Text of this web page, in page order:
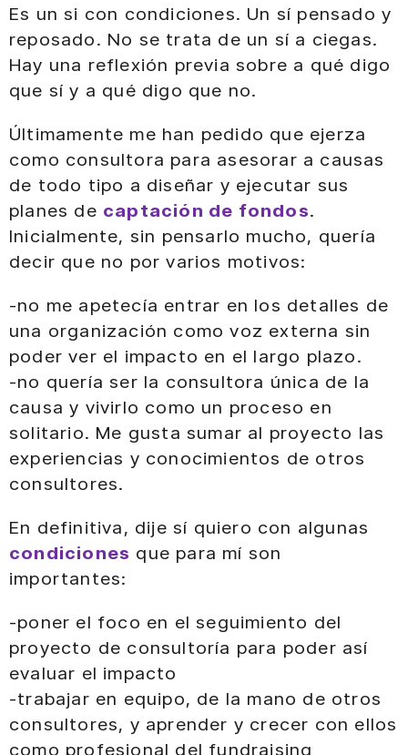
Es un si con condiciones. Un sí pensado y
reposado. No se trata de un sí a ciegas.
Hay una reflexión previa sobre a qué digo
que sí y a qué digo que no.
Últimamente me han pedido que ejerza
como consultora para asesorar a causas
de todo tipo a diseñar y ejecutar sus
planes de captación de fondos.
Inicialmente, sin pensarlo mucho, quería
decir que no por varios motivos:
-no me apetecía entrar en los detalles de
una organización como voz externa sin
poder ver el impacto en el largo plazo.
-no quería ser la consultora única de la
causa y vivirlo como un proceso en
solitario. Me gusta sumar al proyecto las
experiencias y conocimientos de otros
consultores.
En definitiva, dije sí quiero con algunas
condiciones que para mí son
importantes:
-poner el foco en el seguimiento del
proyecto de consultoría para poder así
evaluar el impacto
-trabajar en equipo, de la mano de otros
consultores, y aprender y crecer con ellos
como profesional del fundraising